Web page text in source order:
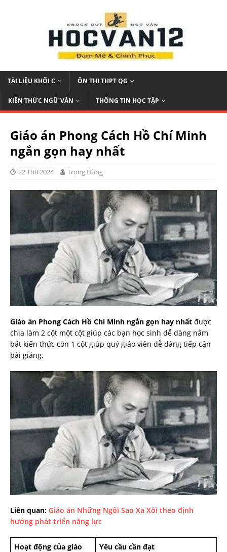
TÀI LIỆU KHỐI C ÔN THI THPT QG
KIẾN THỨC NGỮ VĂN THÔNG TIN HỌC TẬP
Giáo án Phong Cách Hồ Chí Minh
ngắn gọn hay nhất
22 Th8 2024 Trọng Dũng
Giáo án Phong Cách Hồ Chí Minh ngắn gọn hay nhất được
chia làm 2 cột một cột giúp các bạn học sinh dễ dàng nắm
bắt kiến thức còn 1 cột giúp quý giáo viên dễ dàng tiếp cận
bài giảng.
Liên quan: Giáo án Những Ngôi Sao Xa Xôi theo định
hướng phát triển năng lực
Hoạt động của giáo
Yêu cầu cần đạt